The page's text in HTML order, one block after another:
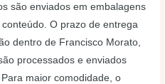
são enviados em embalagens
O prazo de entrega
dentro de Francisco Morato,
processados e enviados
maior comodidade, o